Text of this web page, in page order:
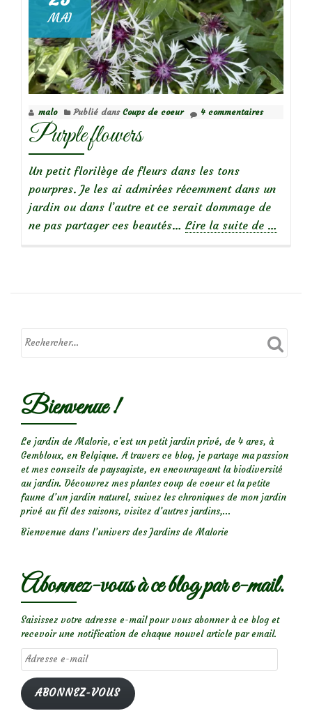
MAI
malo Publié dans Coups de coeur 4 commentaires
Purple flowers
Un petit florilège de fleurs dans les tons
pourpres. Je les ai admirées récemment dans un
jardin ou dans l’autre et ce serait dommage de
ne pas partager ces beautés… Lire la suite de …
Bienvenue !
Le jardin de Malorie, c'est un petit jardin privé, de 4 ares, à
Gembloux, en Belgique. A travers ce blog, je partage ma passion
et mes conseils de paysagiste, en encourageant la biodiversité
au jardin. Découvrez mes plantes coup de coeur et la petite
faune d’un jardin naturel, suivez les chroniques de mon jardin
privé au fil des saisons, visitez d’autres jardins,...
Bienvenue dans l’univers des Jardins de Malorie
Abonnez-vous à ce blog par e-mail.
Saisissez votre adresse e-mail pour vous abonner à ce blog et
recevoir une notification de chaque nouvel article par email.
Adresse
e-
mail
ABONNEZ-VOUS